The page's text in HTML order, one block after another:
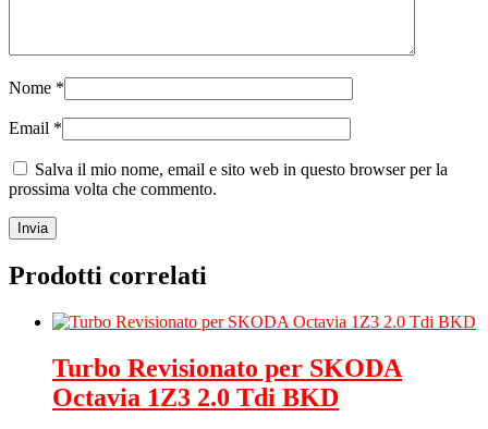
Nome *
Email *
Salva il mio nome, email e sito web in questo browser per la
prossima volta che commento.
Prodotti correlati
Turbo Revisionato per SKODA
Octavia 1Z3 2.0 Tdi BKD